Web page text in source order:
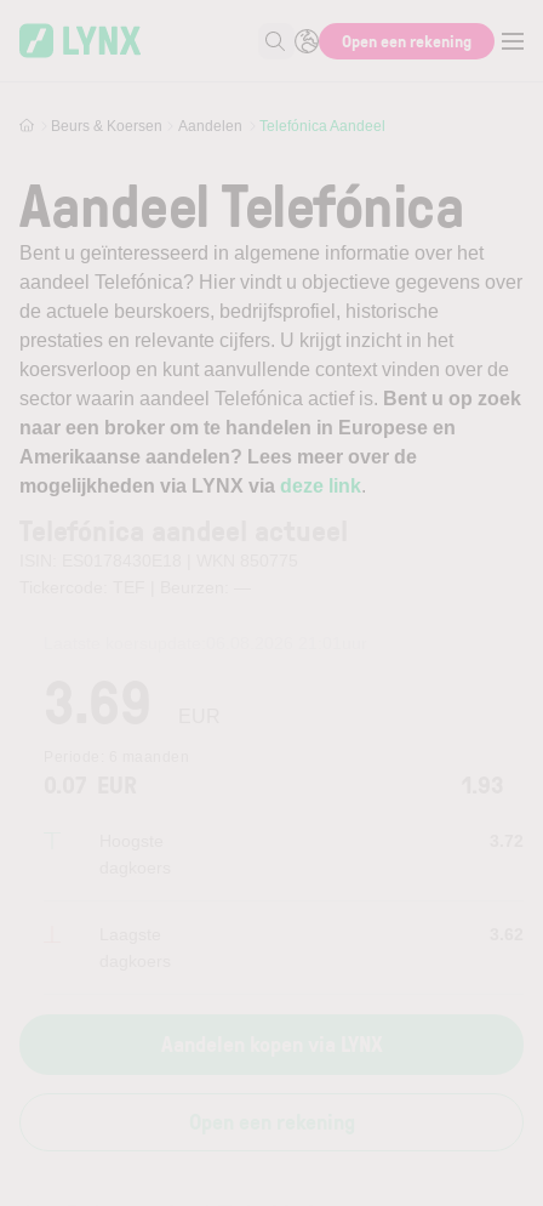
Zoek naar informatie
Open een rekening
Beurs & Koersen Aandelen Telefónica Aandeel
Aandeel Telefónica
Bent u geïnteresseerd in algemene informatie over het
aandeel Telefónica? Hier vindt u objectieve gegevens over
de actuele beurskoers, bedrijfsprofiel, historische
prestaties en relevante cijfers. U krijgt inzicht in het
koersverloop en kunt aanvullende context vinden over de
sector waarin aandeel Telefónica actief is. Bent u op zoek
naar een broker om te handelen in Europese en
Amerikaanse aandelen? Lees meer over de
mogelijkheden via LYNX via deze link.